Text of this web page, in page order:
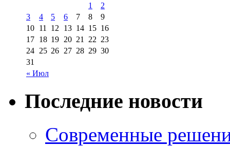
« Июл
1
2
3
4 5 6 7 8
9
10 11 12 13 14 15 16
17 18 19 20 21 22 23
24 25 26 27 28 29 30
31
Последние новости
Современные